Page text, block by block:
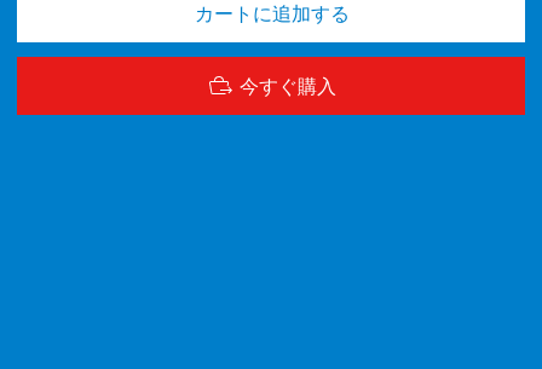
カートに追加する
今すぐ購入